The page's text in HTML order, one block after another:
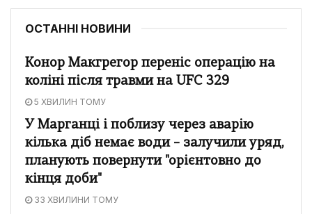
ОСТАННІ НОВИНИ
Конор Макгрегор переніс операцію на
коліні після травми на UFC 329
5 ХВИЛИН ТОМУ
У Марганці і поблизу через аварію
кілька діб немає води – залучили уряд,
планують повернути "орієнтовно до
кінця доби"
33 ХВИЛИНИ ТОМУ